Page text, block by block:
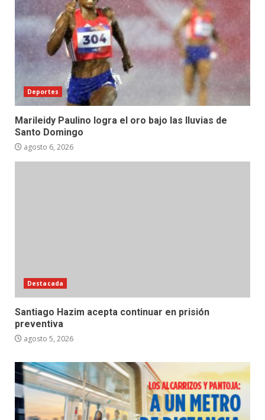
Deportes
Marileidy Paulino logra el oro bajo las lluvias de
Santo Domingo
agosto 6, 2026
Destacada
Santiago Hazim acepta continuar en prisión
preventiva
agosto 5, 2026